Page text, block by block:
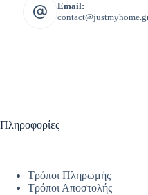
Email:
Πληροφορίες
Τρόποι Πληρωμής
Τρόποι Αποστολής